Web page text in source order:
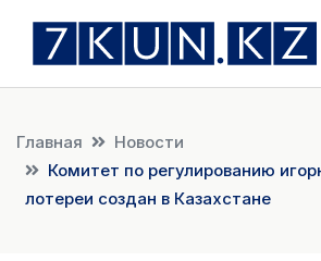
Главная
Новости
Комитет по регулированию
лотереи создан в Казахстане